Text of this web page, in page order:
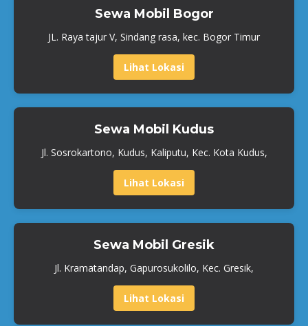
Sewa Mobil Bogor
JL. Raya tajur V, Sindang rasa, kec. Bogor Timur
Lihat Lokasi
Sewa Mobil Kudus
Jl. Sosrokartono, Kudus, Kaliputu, Kec. Kota Kudus,
Lihat Lokasi
Sewa Mobil Gresik
Jl. Kramatandap, Gapurosukolilo, Kec. Gresik,
Lihat Lokasi